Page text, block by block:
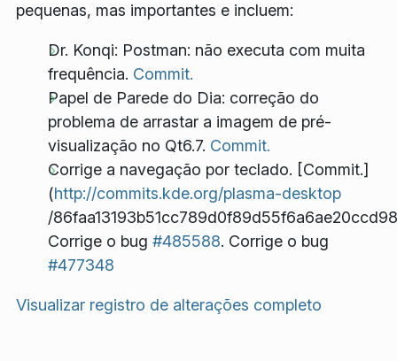
pequenas, mas importantes e incluem:
Dr. Konqi: Postman: não executa com muita
frequência. Commit.
Papel de Parede do Dia: correção do
problema de arrastar a imagem de pré-
visualização no Qt6.7. Commit.
Corrige a navegação por teclado. [Commit.]
(http://commits.kde.org/plasma-desktop
/
Corrige o bug #485588. Corrige o bug
#477348
Visualizar registro de alterações completo